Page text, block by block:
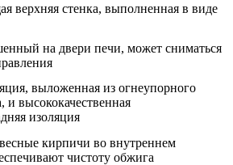
верхняя стенка, выполненная в виде
на двери печи, может сниматься
выложенная из огнеупорного
и высококачественная
изоляция
кирпичи во внутреннем
чистоту обжига